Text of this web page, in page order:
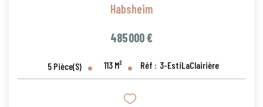
Habsheim
485 000 €
5 Pièce(s) 113 M² Réf : 3-EstiLaClairière